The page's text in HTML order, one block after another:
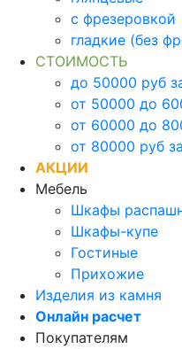
с фрезеровкой
гладкие (без
СТОИМОСТЬ
до 50000 руб
от 50000 до
от 60000 до
от 80000 руб
АКЦИИ
Мебель
Шкафы
Шкафы-купе
Гостиные
Прихожие
Изделия из камня
Онлайн расчет
Покупателям